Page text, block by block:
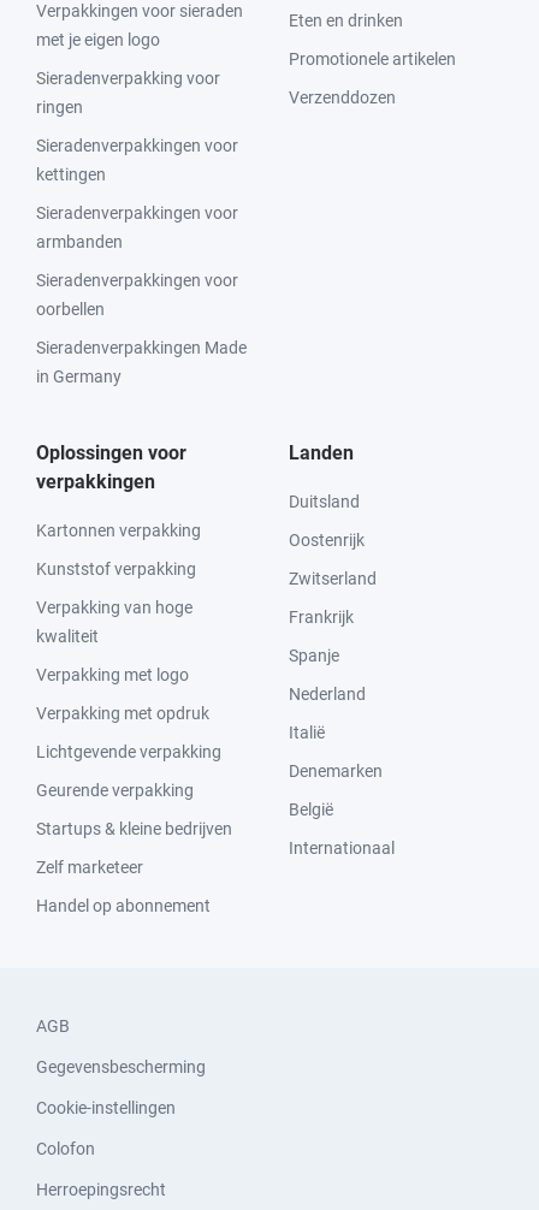
Verpakkingen voor sieraden
met je eigen logo
Sieradenverpakking voor
ringen
Sieradenverpakkingen voor
kettingen
Sieradenverpakkingen voor
armbanden
Sieradenverpakkingen voor
oorbellen
Sieradenverpakkingen Made
in Germany
Eten en drinken
Promotionele artikelen
Verzenddozen
Oplossingen voor
verpakkingen
Kartonnen verpakking
Kunststof verpakking
Verpakking van hoge
kwaliteit
Verpakking met logo
Verpakking met opdruk
Lichtgevende verpakking
Geurende verpakking
Startups & kleine bedrijven
Zelf marketeer
Handel op abonnement
Landen
Duitsland
Oostenrijk
Zwitserland
Frankrijk
Spanje
Nederland
Italië
Denemarken
België
Internationaal
AGB
Gegevensbescherming
Cookie-instellingen
Colofon
Herroepingsrecht